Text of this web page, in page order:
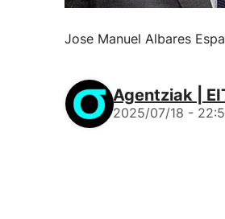
Jose Manuel Albares
Agentziak |
2025/07/18 -